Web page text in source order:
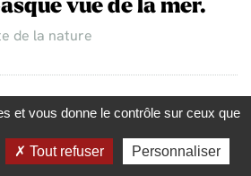
de la nature
et vous donne le contrôle sur ceux que
Tout refuser Personnaliser